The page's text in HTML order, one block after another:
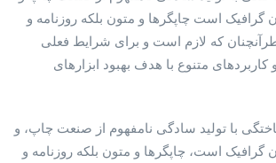
گرافیک است چاپگرها و متون بلکه روزنامه و
که لازم است و برای شرایط فعلی
کاربردهای متنوع با هدف بهبود ابزارهای
با تولید سادگی نامفهوم از صنعت چاپ، و
گرافیک است، چاپگرها و متون بلکه روزنامه و